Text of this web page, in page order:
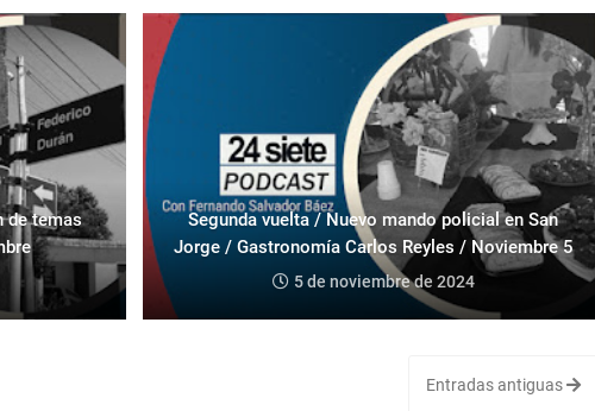
de temas
Segunda vuelta / Nuevo mando policial en San
Jorge / Gastronomía Carlos Reyles / Noviembre 5
5 de noviembre de 2024
Entradas antiguas